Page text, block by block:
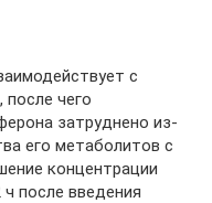
с
чего
затруднено из-
его метаболитов с
концентрации
после введения